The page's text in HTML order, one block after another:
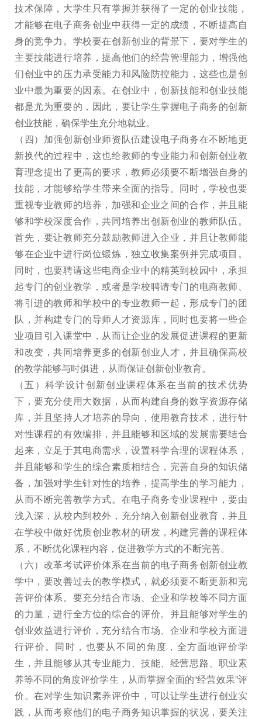
技术保障，大学生只有掌握并获得了一定的创业技能，
才能够在电子商务创业中获得一定的成绩，不断提高自
身的竞争力。学校要在创新创业的背景下，要对学生的
主要技能进行培养，提高他们的经营管理能力，增强他
们创业中的压力承受能力和风险防控能力，这些也是创
业中最为重要的因素。在创业中，创新技能和创业技能
都是尤为重要的，因此，要让学生掌握电子商务的创新
创业技能，确保学生充分地就业。
（四）加强创新创业师资队伍建设电子商务在不断地更
新换代的过程中，这也给教师的专业能力和创新创业教
育理念提出了更高的要求，教师必须要不断增强自身的
技能，才能够给学生带来全面的指导。同时，学校也要
重视专业教师的培养，加强和企业之间的合作，并且能
够和学校深度合作，共同培养出创新创业的教师队伍。
首先，要让教师充分鼓励教师进入企业，并且让教师能
够在企业中进行岗位锻炼，独立收集案例并完成项目。
同时，也要聘请这些电商企业中的精英到校园中，承担
起专门的创业教学，或者是学校聘请专门的电商教师、
将引进的教师和学校中的专业教师一起，形成专门的团
队，并构建专门的导师人才资源库，同时也要将一些企
业项目引入课堂中，从而让企业的发展促进课程的更新
和改变，共同培养更多的创新创业人才，并且确保高校
的教学能够与时俱进，从而保证创新创业教育。
（五）科学设计创新创业课程体系在当前的技术优势
下，要充分使用大数据，从而构建自身的数字资源存储
库，并且坚持人才培养的导向，使用教育技术，进行针
对性课程的有效编排，并且能够和区域的发展需要结合
起来，立足于其电商需求，设置科学合理的课程体系，
并且能够和学生的综合素质相结合，完善自身的知识储
备，加强对学生针对性的培养，提高学生的学习能力，
从而不断完善教学方式。在电子商务专业课程中，要由
浅入深，从校内到校外，充分纳入创新创业教育，并且
在学校中做好优质创业教材的研发，构建完善的课程体
系，不断优化课程内容，促进教学方式的不断完善。
（六）改革考试评价体系在当前的电子商务创新创业教
学中，要改善过去的教学模式，就必须要不断更新和完
善评价体系。要充分结合市场、企业和学校等不同方面
的力量，进行全方位的综合的评价。并且能够对学生的
创业效益进行评价，充分结合市场、企业和学校方面进
行评价。同时，也要从不同的角度，全方面地评价学
生，并且能够从其专业能力、技能、经营思路、职业素
养等不同的角度评价学生，从而掌握全面的“经营效果”评
价。在对学生知识素养评价中，可以让学生进行创业实
践，从而考察他们的电子商务知识掌握的状况，要关注